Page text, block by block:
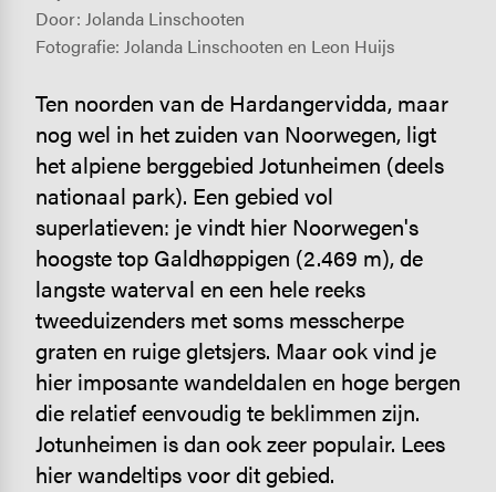
Door: Jolanda Linschooten
Fotografie: Jolanda Linschooten en Leon Huijs
Ten noorden van de Hardangervidda, maar
nog wel in het zuiden van Noorwegen, ligt
het alpiene berggebied Jotunheimen (deels
nationaal park). Een gebied vol
superlatieven: je vindt hier Noorwegen's
hoogste top Galdhøppigen (2.469 m), de
langste waterval en een hele reeks
tweeduizenders met soms messcherpe
graten en ruige gletsjers. Maar ook vind je
hier imposante wandeldalen en hoge bergen
die relatief eenvoudig te beklimmen zijn.
Jotunheimen is dan ook zeer populair. Lees
hier wandeltips voor dit gebied.